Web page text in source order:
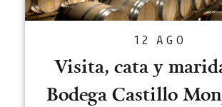
12 AGO
Visita, cata y
Bodega Castillo